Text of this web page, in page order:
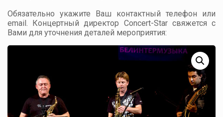
Обязательно укажите Ваш контактный телефон или
email. Концертный директор Concert-Star свяжется с
Вами для уточнения деталей мероприятия: